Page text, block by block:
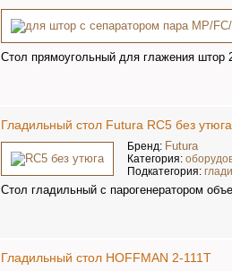
Стол прямоугольный для глажения штор
Гладильный стол Futura RC5 без утюга
Бренд: Futura
Категория:
Подкатегория:
Стол гладильный с парогенератором
Гладильный стол HOFFMAN 2-111T